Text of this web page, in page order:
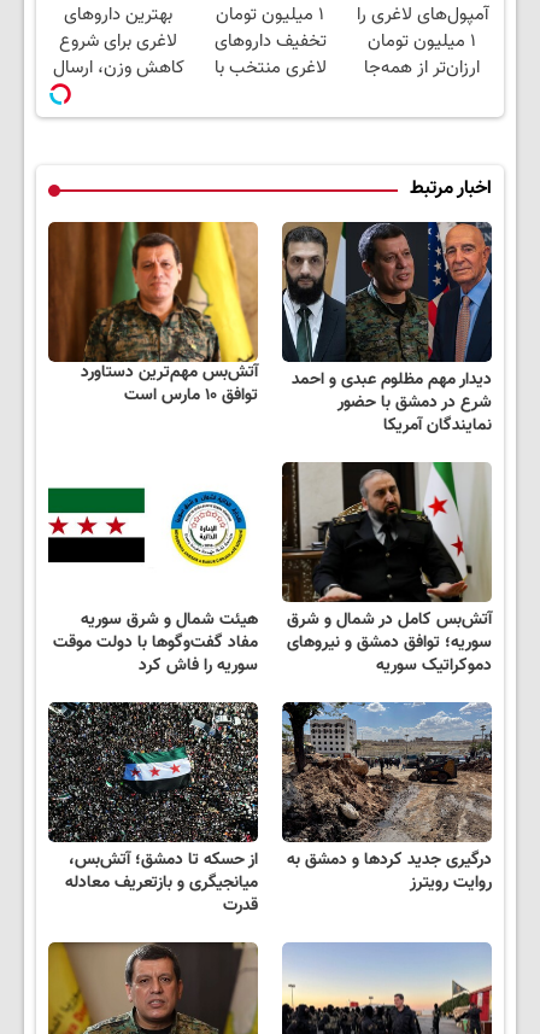
یخ!
آمپول‌های لاغری را
۱ میلیون تومان
ارزان‌تر از همه‌جا
۱ میلیون تومان
تخفیف داروهای
لاغری منتخب با
نزدیکت
بهترین داروهای
لاغری برای شروع
کاهش وزن، ارسال
از داروخانه های
نزدیکت!
اخبار مرتبط
دیدار مهم مظلوم عبدی و احمد
شرع در دمشق با حضور
نمایندگان آمریکا
آتش‌بس مهم‌ترین دستاورد
توافق ۱۰ مارس است
آتش‌بس کامل در شمال و شرق
سوریه؛ توافق دمشق و نیروهای
دموکراتیک سوریه
هیئت شمال و شرق سوریه
مفاد گفت‌وگوها با دولت موقت
سوریه را فاش کرد
درگیری جدید کردها و دمشق به
روایت رویترز
از حسکه تا دمشق؛ آتش‌بس،
میانجیگری و بازتعریف معادله
قدرت